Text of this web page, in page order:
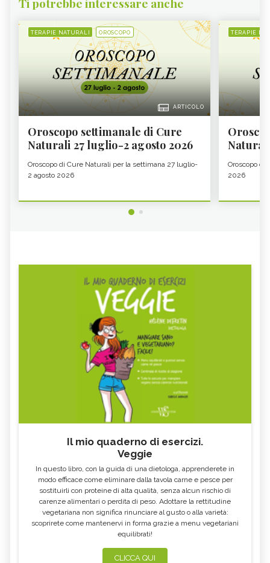
TERAPIE NATURALI OROSCOPO
ARTICOLO
Oroscopo settimanale di Cure
Naturali 27 luglio-2 agosto 2026
Oroscopo di Cure Naturali per la settimana 27 luglio-
2 agosto 2026
TERAPIE
Oroscopo di
2026
Il mio quaderno di esercizi.
Veggie
In questo libro, con la guida di una dietologa, apprenderete in
modo efficace come eliminare dalla tavola carne e pesce per
sostituirli con proteine di alta qualità, senza alcun rischio di
carenze alimentari o perdita di peso. Adottare la rettitudine
vegetariana non significa rinunciare al gusto o alla varietà:
scoprirete come mantenervi in forma grazie a menu vegetariani
equilibrati!
CLICCA QUI